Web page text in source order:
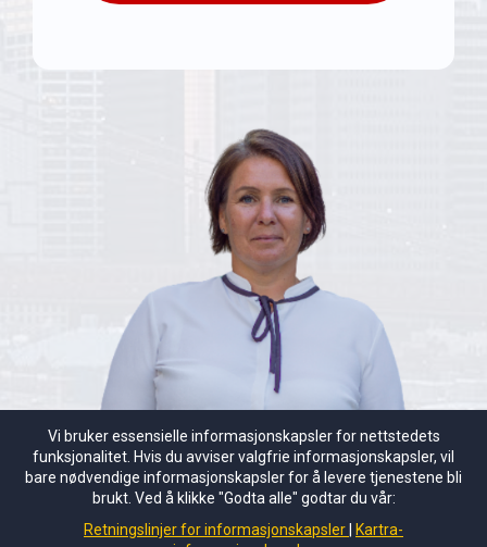
Vi bruker essensielle informasjonskapsler for nettstedets
funksjonalitet. Hvis du avviser valgfrie informasjonskapsler, vil
bare nødvendige informasjonskapsler for å levere tjenestene bli
brukt. Ved å klikke "Godta alle" godtar du vår:
Retningslinjer for informasjonskapsler
Kartra-